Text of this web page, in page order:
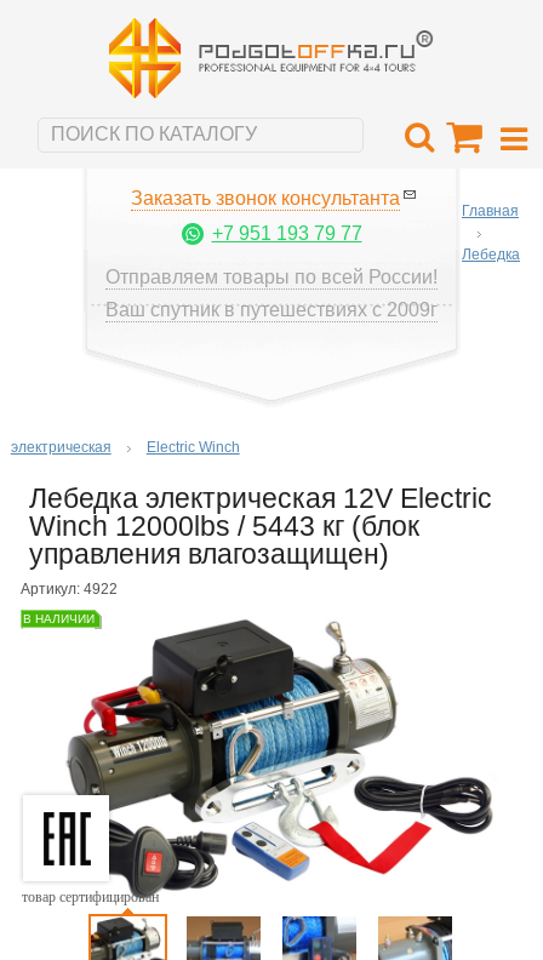
Заказать звонок консультанта
+7 951 193 79 77
Отправляем товары по всей России!
Ваш спутник в путешествиях с 2009г
Главная
Лебедка
электрическая Electric Winch
Лебедка электрическая 12V Electric
Winch 12000lbs / 5443 кг (блок
управления влагозащищен)
Артикул: 4922
В НАЛИЧИИ
товар сертифицирован